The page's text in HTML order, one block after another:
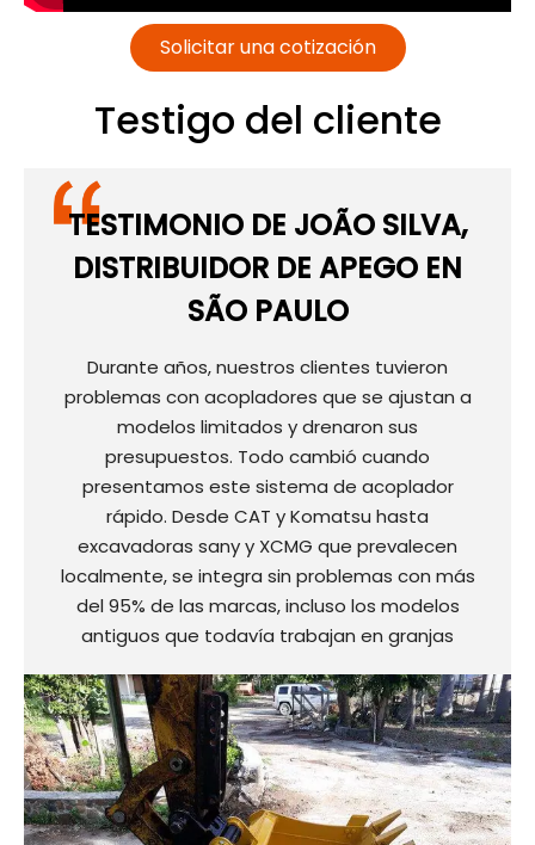
Solicitar una cotización
Testigo del cliente
TESTIMONIO DE JOÃO SILVA,
DISTRIBUIDOR DE APEGO EN
SÃO PAULO
Durante años, nuestros clientes tuvieron
problemas con acopladores que se ajustan a
modelos limitados y drenaron sus
presupuestos. Todo cambió cuando
presentamos este sistema de acoplador
rápido. Desde CAT y Komatsu hasta
excavadoras sany y XCMG que prevalecen
localmente, se integra sin problemas con más
del 95% de las marcas, incluso los modelos
antiguos que todavía trabajan en granjas
La eficiencia de la rentabilidad realmente
resuena. Carlos, un contratista con sede en Río,
informó reducir los swaps de apego de 30
minutos a menos de 5 minutos, mientras